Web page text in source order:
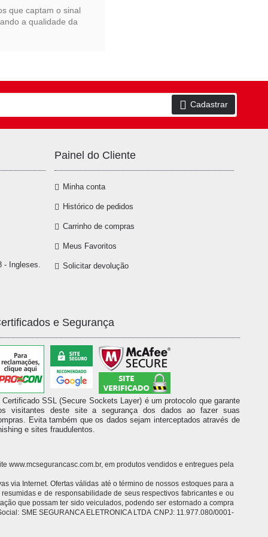
que captam o sinal
a qualidade da
Cadastrar
- Ingleses.
Painel do Cliente
Minha conta
Histórico de pedidos
Carrinho de compras
Meus Favoritos
Solicitar devolução
e Segurança
Certificado SSL (Secure Sockets Layer) é um protocolo que garante
visitantes deste site a segurança dos dados ao fazer suas
Evita também que os dados sejam interceptados através de
e sites fraudulentos.
www.mcsegurancasc.com.br, em produtos vendidos e entregues pela
via Internet. Ofertas válidas até o término de nossos estoques para a
e de responsabilidade de seus respectivos fabricantes e ou
que possam ter sido veiculados, podendo ser estornado a compra
SME SEGURANCA ELETRONICA LTDA CNPJ: 11.977.080/0001-